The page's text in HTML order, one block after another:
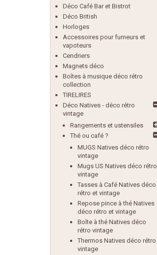
Déco Café Bar et Bistrot
Déco British
Horloges
Accessoires pour fumeurs et
vapoteurs
Cendriers
Magnets déco
Boîtes à musique déco rétro
collection
TIRELIRES
Déco Natives - déco rétro
vintage
Rangements et ustensiles
Thé ou café ?
MUGS Natives déco rétro
vintage
Mugs US Natives déco rétro
vintage
Tasses à Café Natives déco
rétro et vintage
Repose pince à thé Natives
déco rétro et vintage
Boîte à thé Natives déco
rétro vintage
Thermos Natives déco rétro
vintage